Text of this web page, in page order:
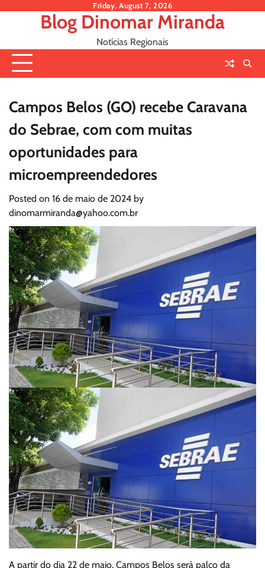
Friday, August 7, 2026
Blog Dinomar Miranda
Notícias Regionais
Campos Belos (GO) recebe Caravana
do Sebrae, com com muitas
oportunidades para
microempreendedores
Posted on 16 de maio de 2024 by
dinomarmiranda@yahoo.com.br
A partir do dia 22 de maio, Campos Belos será palco da